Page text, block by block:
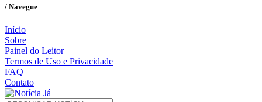
/ Navegue
Início
Sobre
Painel do Leitor
Termos de Uso e Privacidade
FAQ
Contato